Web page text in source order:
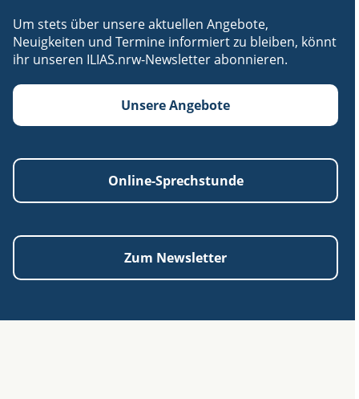
Um stets über unsere aktuellen Angebote,
Neuigkeiten und Termine informiert zu bleiben, könnt
ihr unseren ILIAS.nrw-Newsletter abonnieren.
Unsere Angebote
Online-Sprechstunde
Zum Newsletter